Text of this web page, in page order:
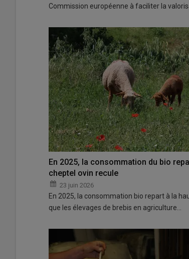
Commission européenne à faciliter la
En 2025, la consommation du bio
cheptel ovin recule
23 juin 2026
En 2025, la consommation bio repart à la
que les élevages de brebis en agriculture…